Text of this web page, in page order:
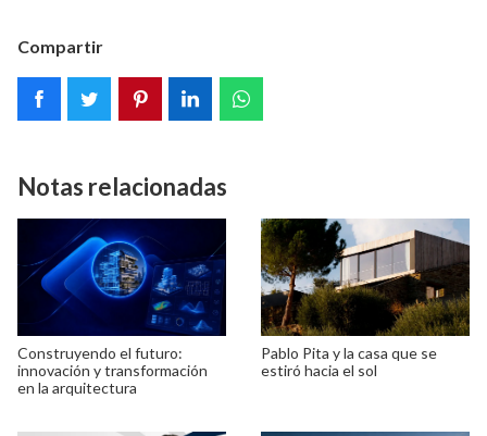
Compartir
Notas relacionadas
Construyendo el futuro:
innovación y transformación
en la arquitectura
Pablo Pita y la casa que se
estiró hacia el sol